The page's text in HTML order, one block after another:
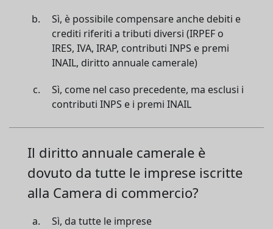
Sì, è possibile compensare anche debiti e
crediti riferiti a tributi diversi (IRPEF o
IRES, IVA, IRAP, contributi INPS e premi
INAIL, diritto annuale camerale)
Sì, come nel caso precedente, ma esclusi i
contributi INPS e i premi INAIL
Il diritto annuale camerale è
dovuto da tutte le imprese iscritte
alla Camera di commercio?
Sì, da tutte le imprese